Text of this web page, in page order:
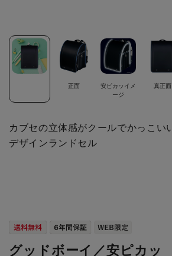
正面
安ピカッイメ
ージ
真正面
カブセの立体感がクールでかっこい
デザインランドセル
グッドボーイ／安ピカッ